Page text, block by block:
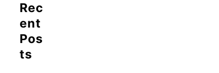
Rec
ent
Pos
ts